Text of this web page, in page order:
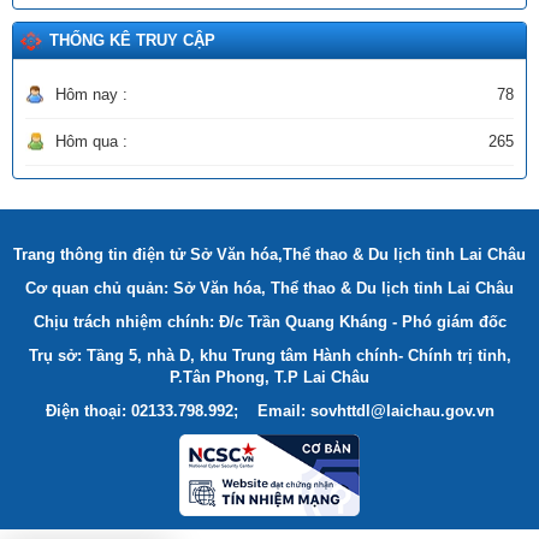
Ngày ban hành: (22/12/2025)
THỐNG KÊ TRUY CẬP
Hôm nay : 78
Hôm qua : 265
Trang thông tin điện tử Sở Văn hóa,Thể thao & Du lịch tỉnh Lai Châu
Cơ quan chủ quản: Sở Văn hóa, Thể thao & Du lịch tỉnh Lai Châu
Chịu trách nhiệm chính: Đ/c Trần Quang Kháng - Phó giám đốc
Trụ sở: Tầng 5, nhà D, khu Trung tâm Hành chính- Chính trị tỉnh,
P.Tân Phong, T.P Lai Châu
Điện thoại: 02133.798.992; Email: sovhttdl@laichau.gov.vn